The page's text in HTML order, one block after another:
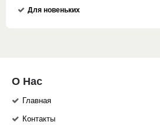
Для новеньких
О Нас
Главная
Контакты